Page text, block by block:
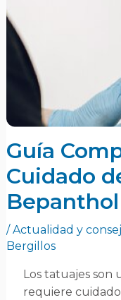
Guía
Cuidado
Bepanthol
/Actualidad y
Bergillos
Los tatuajes son
requiere